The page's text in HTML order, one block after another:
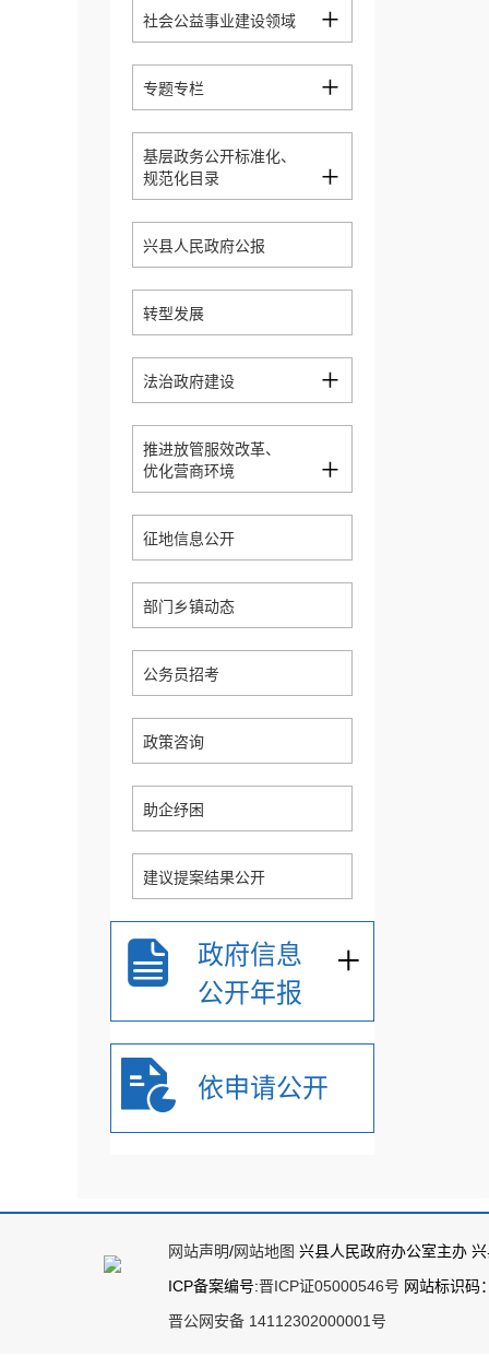
社会公益事业建设领域 +
专题专栏 +
基层政务公开标准化、
规范化目录
+
兴县人民政府公报
转型发展
法治政府建设 +
推进放管服效改革、
优化营商环境
+
征地信息公开
部门乡镇动态
公务员招考
政策咨询
助企纾困
建议提案结果公开
政府信息
公开年报
+
依申请公开
网站声明/网站地图 兴县人民政府办公室主办
ICP备案编号:晋ICP证05000546号 网站标识码
晋公网安备 14112302000001号